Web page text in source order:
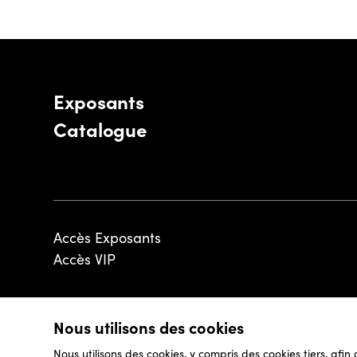
Nous utilisons des cookies
Nous utilisons des cookies, y compris des cookies tiers,
Exposants
Catalogue
Accès Exposants
Accès VIP
© 2026 - Luxembourg Art Week S.A.